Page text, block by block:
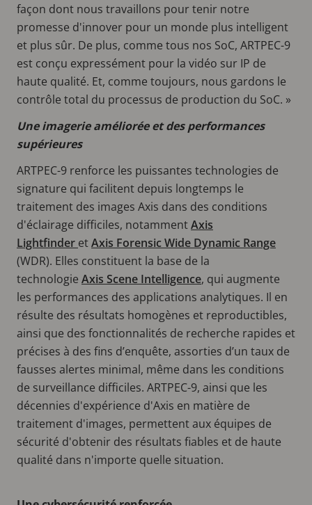
façon dont nous travaillons pour tenir notre
promesse d'innover pour un monde plus intelligent
et plus sûr. De plus, comme tous nos SoC, ARTPEC-9
est conçu expressément pour la vidéo sur IP de
haute qualité. Et, comme toujours, nous gardons le
contrôle total du processus de production du SoC. »
Une imagerie améliorée et des performances
supérieures
ARTPEC-9 renforce les puissantes technologies de
signature qui facilitent depuis longtemps le
traitement des images Axis dans des conditions
d'éclairage difficiles, notammentAxis
Lightfinder etAxis Forensic Wide Dynamic Range
(WDR). Elles constituent la base de la
technologie Axis Scene Intelligence, qui augmente
les performances des applications analytiques. Il en
résulte des résultats homogènes et reproductibles,
ainsi que des fonctionnalités de recherche rapides et
précises à des fins d’enquête, assorties d’un taux de
fausses alertes minimal, même dans les conditions
de surveillance difficiles. ARTPEC-9, ainsi que les
décennies d'expérience d'Axis en matière de
traitement d'images, permettent aux équipes de
sécurité d'obtenir des résultats fiables et de haute
qualité dans n'importe quelle situation.